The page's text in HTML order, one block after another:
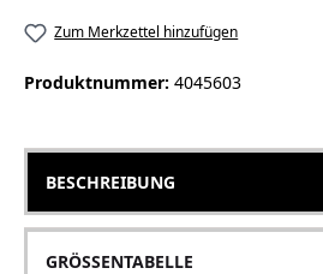
Zum Merkzettel hinzufügen
Produktnummer: 4045603
BESCHREIBUNG
GRÖSSENTABELLE